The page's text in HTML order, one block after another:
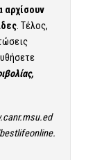
αρχίσουν
. Τέλος,